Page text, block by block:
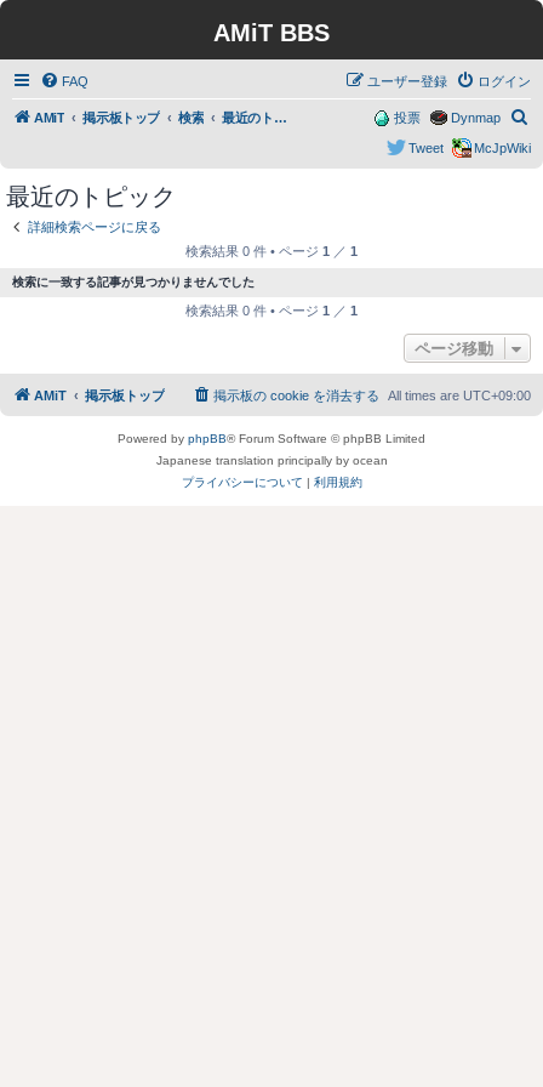
AMiT BBS
FAQ ログイン
ユーザー登録
AMiT 掲示板トップ 検索 最近のトピック
索
Dynmap
投票
McJpWiki
Tweet
最近のトピック
詳細検索ページに戻る
検索結果 0 件 • ページ 1 ／ 1
検索に一致する記事が見つかりませんでした
検索結果 0 件 • ページ 1 ／ 1
ページ移動
AMiT 掲示板トップ All times are UTC+09:00
掲示板の cookie を消去する
Powered by phpBB® Forum Software © phpBB Limited
Japanese translation principally by ocean
プライバシーについて | 利用規約